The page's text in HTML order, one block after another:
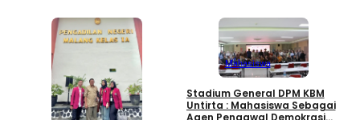
Mahasiswa
Stadium General DPM KBM
Untirta : Mahasiswa Sebagai
Agen Pengawal Demokrasi